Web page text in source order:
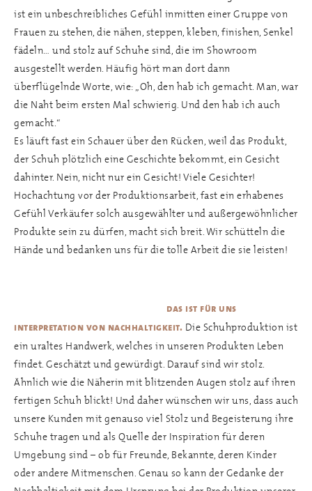
ist ein unbeschreibliches Gefühl inmitten einer Gruppe von
Frauen zu stehen, die nähen, steppen, kleben, finishen, Senkel
fädeln… und stolz auf Schuhe sind, die im Showroom
ausgestellt werden. Häufig hört man dort dann
überflügelnde Worte, wie: „Oh, den hab ich gemacht. Man, war
die Naht beim ersten Mal schwierig. Und den hab ich auch
gemacht.“
Es läuft fast ein Schauer über den Rücken, weil das Produkt,
der Schuh plötzlich eine Geschichte bekommt, ein Gesicht
dahinter. Nein, nicht nur ein Gesicht! Viele Gesichter!
Hochachtung vor der Produktionsarbeit, fast ein erhabenes
Gefühl Verkäufer solch ausgewählter und außergewöhnlicher
Produkte sein zu dürfen, macht sich breit. Wir schütteln die
Hände und bedanken uns für die tolle Arbeit die sie leisten!
das ist für uns
interpretation von nachhaltigkeit. Die Schuhproduktion ist
ein uraltes Handwerk, welches in unseren Produkten Leben
findet. Geschätzt und gewürdigt. Darauf sind wir stolz.
Ähnlich wie die Näherin mit blitzenden Augen stolz auf ihren
fertigen Schuh blickt! Und daher wünschen wir uns, dass auch
unsere Kunden mit genauso viel Stolz und Begeisterung ihre
Schuhe tragen und als Quelle der Inspiration für deren
Umgebung sind – ob für Freunde, Bekannte, deren Kinder
oder andere Mitmenschen. Genau so kann der Gedanke der